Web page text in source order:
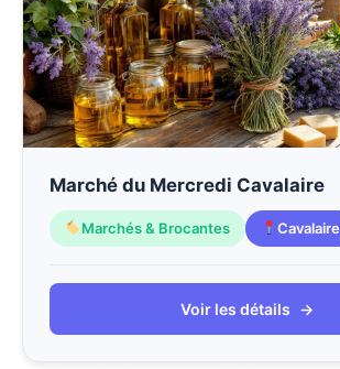
Marché du Mercredi Cavalaire
Marchés & Brocantes Cavalaire
Voir les détails →